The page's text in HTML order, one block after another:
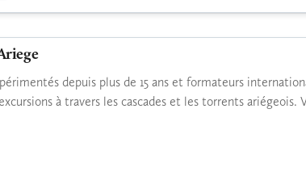
depuis plus de 15 ans et formateurs
à travers les cascades et les torrents ariégeois.